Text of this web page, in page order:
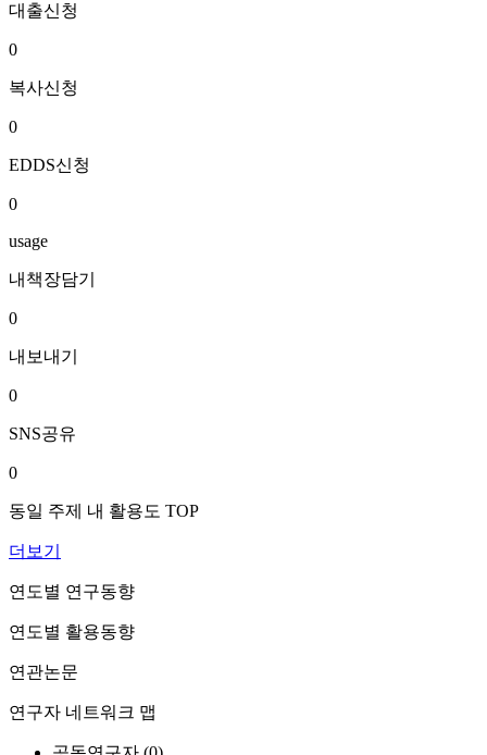
대출신청
0
복사신청
0
EDDS신청
0
usage
내책장담기
0
내보내기
0
SNS공유
0
동일 주제 내 활용도 TOP
더보기
연도별 연구동향
연도별 활용동향
연관논문
연구자 네트워크 맵